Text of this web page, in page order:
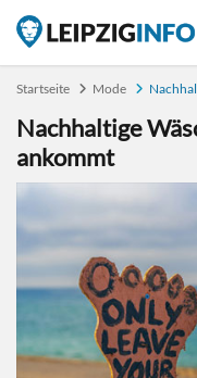
Startseite Mode
Nachhaltige
ankommt